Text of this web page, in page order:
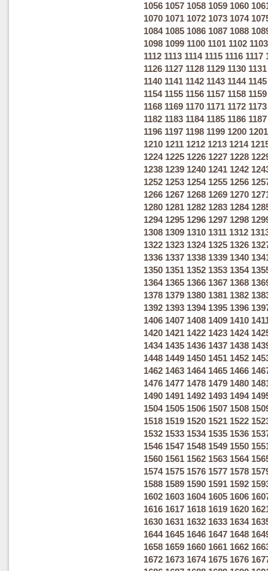
1056 1057 1058 1059 1060
1070 1071 1072 1073 1074
1084 1085 1086 1087 1088
1098 1099 1100 1101 1102 1103
1112 1113 1114 1115 1116 1117
1126 1127 1128 1129 1130 1131
1140 1141 1142 1143 1144 1145
1154 1155 1156 1157 1158 1159
1168 1169 1170 1171 1172 1173
1182 1183 1184 1185 1186 1187
1196 1197 1198 1199 1200 1201
1210 1211 1212 1213 1214
1224 1225 1226 1227 1228
1238 1239 1240 1241 1242
1252 1253 1254 1255 1256
1266 1267 1268 1269 1270
1280 1281 1282 1283 1284
1294 1295 1296 1297 1298
1308 1309 1310 1311 1312
1322 1323 1324 1325 1326
1336 1337 1338 1339 1340
1350 1351 1352 1353 1354
1364 1365 1366 1367 1368
1378 1379 1380 1381 1382
1392 1393 1394 1395 1396
1406 1407 1408 1409 1410
1420 1421 1422 1423 1424
1434 1435 1436 1437 1438
1448 1449 1450 1451 1452
1462 1463 1464 1465 1466
1476 1477 1478 1479 1480
1490 1491 1492 1493 1494
1504 1505 1506 1507 1508
1518 1519 1520 1521 1522
1532 1533 1534 1535 1536
1546 1547 1548 1549 1550
1560 1561 1562 1563 1564
1574 1575 1576 1577 1578
1588 1589 1590 1591 1592
1602 1603 1604 1605 1606
1616 1617 1618 1619 1620
1630 1631 1632 1633 1634
1644 1645 1646 1647 1648
1658 1659 1660 1661 1662
1672 1673 1674 1675 1676